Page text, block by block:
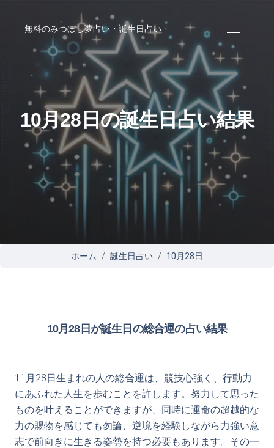
無料のみつぼし夢占い・誕生日占い
10月28日の誕生日占い結果
ホーム 誕生日占い 10月28日
10月28日が誕生日の総合運の占い結果
11月28日生まれの人の総合運は、競技心強く、行動力
にあふれた人生を歩むことを許します。努力して思った
ものを叶えることができますが、同時に運命の超越的な
力の賜物を感じても勿論、逆境を経験しながら力強い意
志で前向きに生きる姿勢を持つ必要もあります。その一